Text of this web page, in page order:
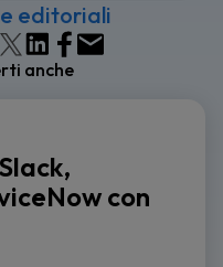
editoriali
anche
con